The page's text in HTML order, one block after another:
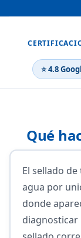
⭐ 4.8
Qué
El sellado
agua por
donde
diagnosticar